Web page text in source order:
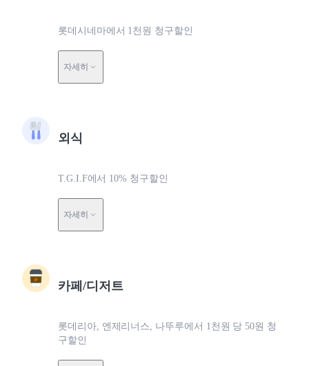
롯데시네마에서 1천원 청구할인
자세히
외식
T.G.I.F에서 10% 청구할인
자세히
카페/디저트
롯데리아, 엔제리너스, 나뚜루에서 1천원 당 50원 청
구할인